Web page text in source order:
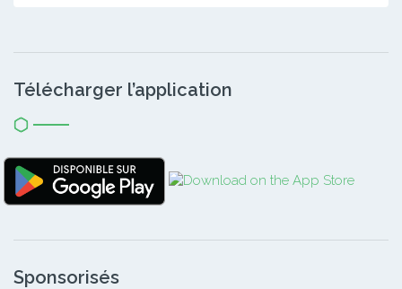
Télécharger l’application
Sponsorisés